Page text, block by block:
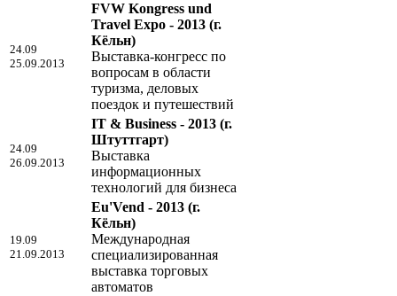
24.09
25.09.2013
FVW Kongress und
Travel Expo - 2013 (г.
Кёльн)
Выставка-конгресс по
вопросам в области
туризма, деловых
поездок и путешествий
24.09
26.09.2013
IT & Business - 2013 (г.
Штуттгарт)
Выставка
информационных
технологий для бизнеса
19.09
21.09.2013
Eu'Vend - 2013 (г.
Кёльн)
Международная
специализированная
выставка торговых
автоматов